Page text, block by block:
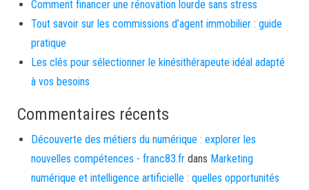
Comment financer une rénovation lourde sans stress
Tout savoir sur les commissions d’agent immobilier : guide
pratique
Les clés pour sélectionner le kinésithérapeute idéal adapté
à vos besoins
Commentaires récents
Découverte des métiers du numérique : explorer les
nouvelles compétences - franc83.fr dans Marketing
numérique et intelligence artificielle : quelles opportunités